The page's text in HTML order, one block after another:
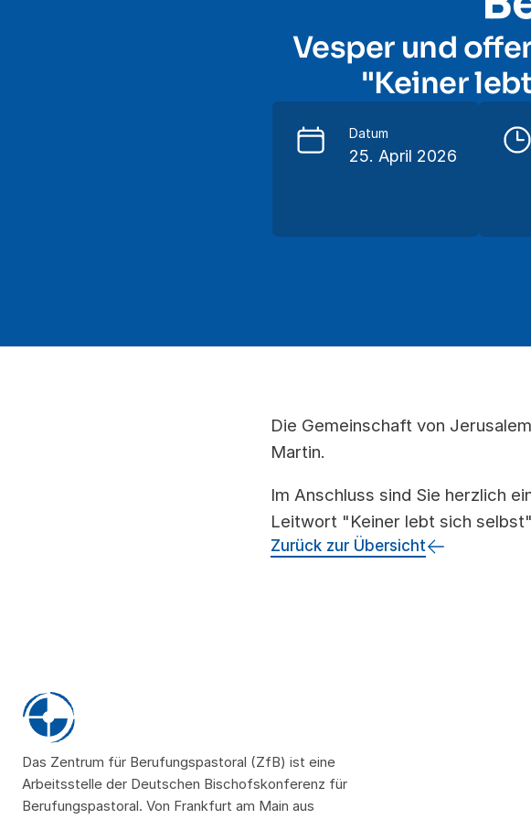
Vesper und
"Keiner
Datum
25. April 2026
Die Gemeinschaft von
Martin.
Im Anschluss sind Sie herzlich
Leitwort "Keiner lebt sich
Zurück zur Übersicht
Das Zentrum für Berufungspastoral (ZfB) ist eine
Arbeitsstelle der Deutschen Bischofskonferenz für
Berufungspastoral. Von Frankfurt am Main aus